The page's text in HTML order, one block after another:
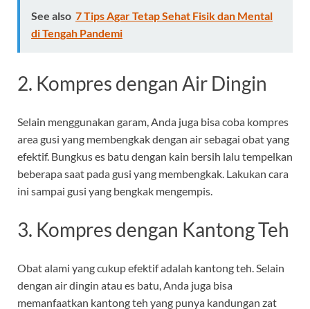
See also 7 Tips Agar Tetap Sehat Fisik dan Mental
di Tengah Pandemi
2. Kompres dengan Air Dingin
Selain menggunakan garam, Anda juga bisa coba kompres
area gusi yang membengkak dengan air sebagai obat yang
efektif. Bungkus es batu dengan kain bersih lalu tempelkan
beberapa saat pada gusi yang membengkak. Lakukan cara
ini sampai gusi yang bengkak mengempis.
3. Kompres dengan Kantong Teh
Obat alami yang cukup efektif adalah kantong teh. Selain
dengan air dingin atau es batu, Anda juga bisa
memanfaatkan kantong teh yang punya kandungan zat